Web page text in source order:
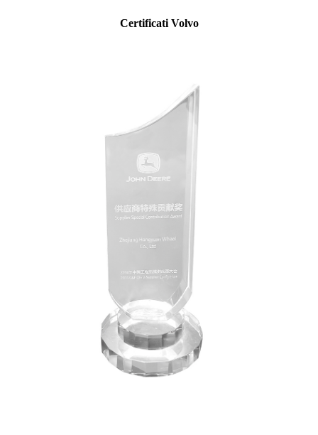
Certificati Volvo